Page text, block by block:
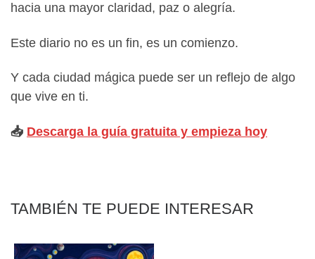
hacia una mayor claridad, paz o alegría.
Este diario no es un fin, es un comienzo.
Y cada ciudad mágica puede ser un reflejo de algo
que vive en ti.
📥 Descarga la guía gratuita y empieza hoy
TAMBIÉN TE PUEDE INTERESAR